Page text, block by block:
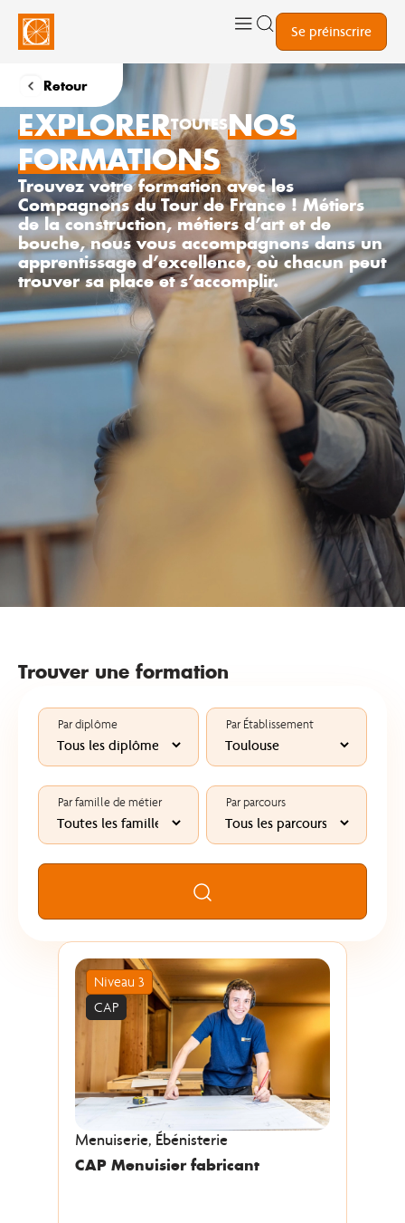
Se préinscrire
Retour
EXPLORERTOUTESNOS
FORMATIONS
Trouvez votre formation avec les
Compagnons du Tour de France ! Métiers
de la construction, métiers d’art et de
bouche, nous vous accompagnons dans un
apprentissage d’excellence, où chacun peut
trouver sa place et s’accomplir.
Trouver une formation
Par diplôme Par Établissement
Par famille de métier Par parcours
Rechercher
Niveau 3
CAP
Menuiserie, Ébénisterie
CAP Menuisier fabricant